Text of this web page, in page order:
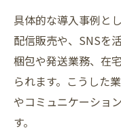
具体的な導入事例と
配信販売や、SNSを
梱包や発送業務、在
られます。こうした
やコミュニケーショ
す。